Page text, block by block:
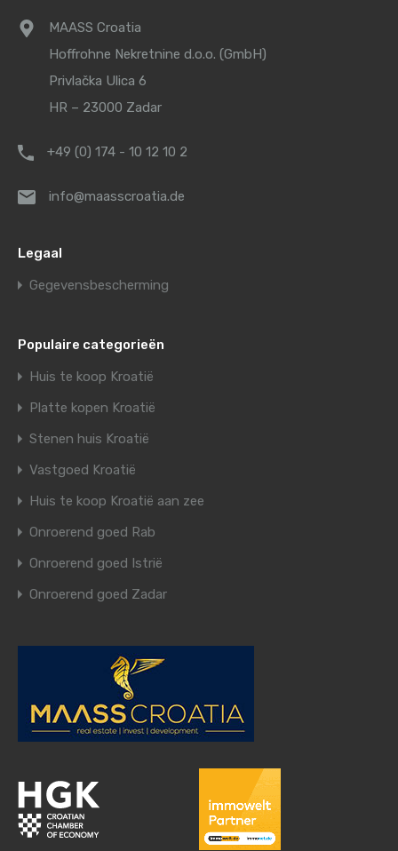
MAASS Croatia
Hoffrohne Nekretnine d.o.o. (GmbH)
Privlačka Ulica 6
HR – 23000 Zadar
+49 (0) 174 - 10 12 10 2
info@maasscroatia.de
Legaal
Gegevensbescherming
Populaire categorieën
Huis te koop Kroatië
Platte kopen Kroatië
Stenen huis Kroatië
Vastgoed Kroatië
Huis te koop Kroatië aan zee
Onroerend goed Rab
Onroerend goed Istrië
Onroerend goed Zadar